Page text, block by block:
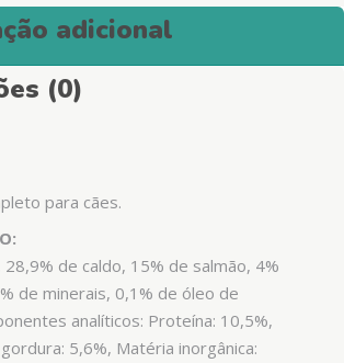
adicional
(0)
para cães.
de caldo, 15% de salmão, 4%
de minerais, 0,1% de óleo de
analíticos: Proteína: 10,5%,
5,6%, Matéria inorgânica: